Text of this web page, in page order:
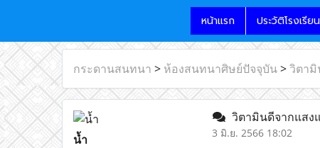
หน้าแรก ประวัติโรงเรียน
กระดานสนทนา > ห้องสนทนาศิษย์ปัจจุบัน>วิตา
น้ำ
วิตามินดีจากแสง
3 มิ.ย. 2566 18:02